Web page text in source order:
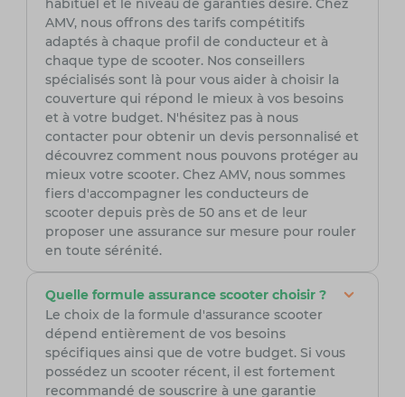
habituel et le niveau de garanties désiré. Chez
AMV, nous offrons des tarifs compétitifs
adaptés à chaque profil de conducteur et à
chaque type de scooter. Nos conseillers
spécialisés sont là pour vous aider à choisir la
couverture qui répond le mieux à vos besoins
et à votre budget. N'hésitez pas à nous
contacter pour obtenir un devis personnalisé et
découvrez comment nous pouvons protéger au
mieux votre scooter. Chez AMV, nous sommes
fiers d'accompagner les conducteurs de
scooter depuis près de 50 ans et de leur
proposer une assurance sur mesure pour rouler
en toute sérénité.
Quelle formule assurance scooter choisir ?
Le choix de la formule d'assurance scooter
dépend entièrement de vos besoins
spécifiques ainsi que de votre budget. Si vous
possédez un scooter récent, il est fortement
recommandé de souscrire à une garantie